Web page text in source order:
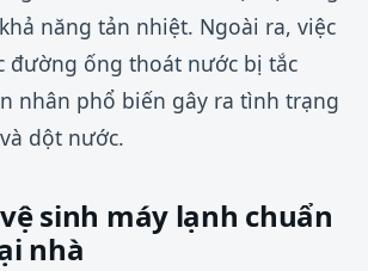
năng tản nhiệt. Ngoài ra, việc
đường ống thoát nước bị tắc
nhân phổ biến gây ra tình trạng
dột nước.
sinh máy lạnh chuẩn
nhà